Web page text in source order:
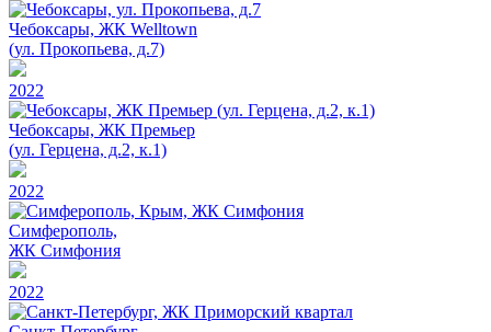
Чебоксары, ЖК Welltown
(ул. Прокопьева, д.7)
2022
Чебоксары, ЖК Премьер
(ул. Герцена, д.2, к.1)
2022
Симферополь,
ЖК Симфония
2022